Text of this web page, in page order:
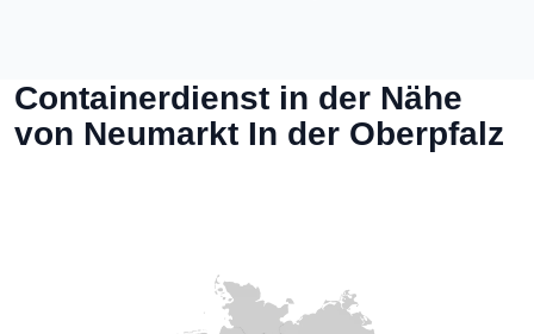
Containerdienst in der Nähe
von Neumarkt In der Oberpfalz